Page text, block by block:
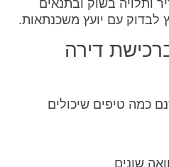
ותלויה בשוק ובתנאים
לבדוק עם יועץ משכנתאות.
דירה
כמה טיפים שיכולים
שונים